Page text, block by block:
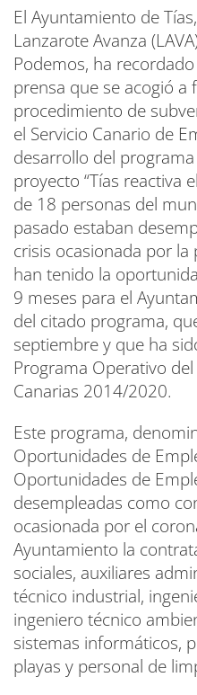
El Ayuntamiento de
Lanzarote Avanza
Podemos, ha
prensa que se acogió a
procedimiento de
el Servicio Canario de
desarrollo del
proyecto “Tías reactiva
de 18 personas del
pasado estaban
crisis ocasionada por
han tenido la
9 meses para el
del citado programa,
septiembre y que ha
Programa Operativo
Canarias 2014/2020.
Este programa,
Oportunidades de
Oportunidades de
desempleadas como
ocasionada por el
Ayuntamiento la
sociales, auxiliares
técnico industrial,
ingeniero técnico
sistemas informáticos,
playas y personal de